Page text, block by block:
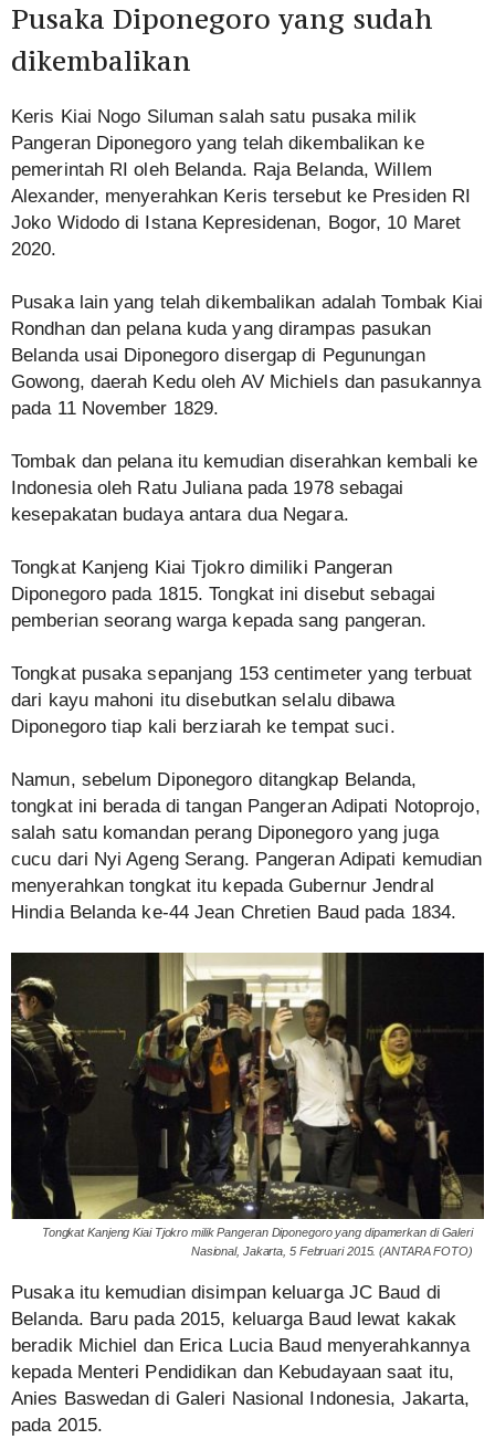
Pusaka Diponegoro yang sudah
dikembalikan
Keris Kiai Nogo Siluman salah satu pusaka milik
Pangeran Diponegoro yang telah dikembalikan ke
pemerintah RI oleh Belanda. Raja Belanda, Willem
Alexander, menyerahkan Keris tersebut ke Presiden RI
Joko Widodo di Istana Kepresidenan, Bogor, 10 Maret
2020.
Pusaka lain yang telah dikembalikan adalah Tombak Kiai
Rondhan dan pelana kuda yang dirampas pasukan
Belanda usai Diponegoro disergap di Pegunungan
Gowong, daerah Kedu oleh AV Michiels dan pasukannya
pada 11 November 1829.
Tombak dan pelana itu kemudian diserahkan kembali ke
Indonesia oleh Ratu Juliana pada 1978 sebagai
kesepakatan budaya antara dua Negara.
Tongkat Kanjeng Kiai Tjokro dimiliki Pangeran
Diponegoro pada 1815. Tongkat ini disebut sebagai
pemberian seorang warga kepada sang pangeran.
Tongkat pusaka sepanjang 153 centimeter yang terbuat
dari kayu mahoni itu disebutkan selalu dibawa
Diponegoro tiap kali berziarah ke tempat suci.
Namun, sebelum Diponegoro ditangkap Belanda,
tongkat ini berada di tangan Pangeran Adipati Notoprojo,
salah satu komandan perang Diponegoro yang juga
cucu dari Nyi Ageng Serang. Pangeran Adipati kemudian
menyerahkan tongkat itu kepada Gubernur Jendral
Hindia Belanda ke-44 Jean Chretien Baud pada 1834.
Tongkat Kanjeng Kiai Tjokro milik Pangeran Diponegoro yang dipamerkan di Galeri
Nasional, Jakarta, 5 Februari 2015. (ANTARA FOTO)
Pusaka itu kemudian disimpan keluarga JC Baud di
Belanda. Baru pada 2015, keluarga Baud lewat kakak
beradik Michiel dan Erica Lucia Baud menyerahkannya
kepada Menteri Pendidikan dan Kebudayaan saat itu,
Anies Baswedan di Galeri Nasional Indonesia, Jakarta,
pada 2015.